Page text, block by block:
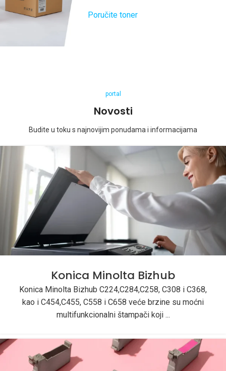
Poručite toner
portal
Novosti
Budite u toku s najnovijim ponudama i informacijama
Konica Minolta Bizhub
Konica Minolta Bizhub C224,C284,C258, C308 i C368,
kao i C454,C455, C558 i C658 veće brzine su moćni
multifunkcionalni štampači koji ...